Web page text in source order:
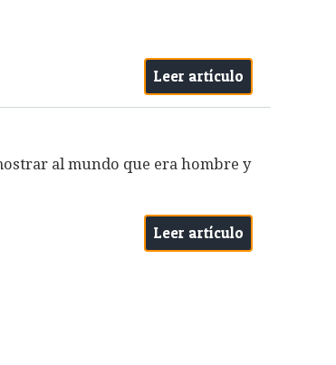
Leer artículo
al mundo que era hombre y
Leer artículo